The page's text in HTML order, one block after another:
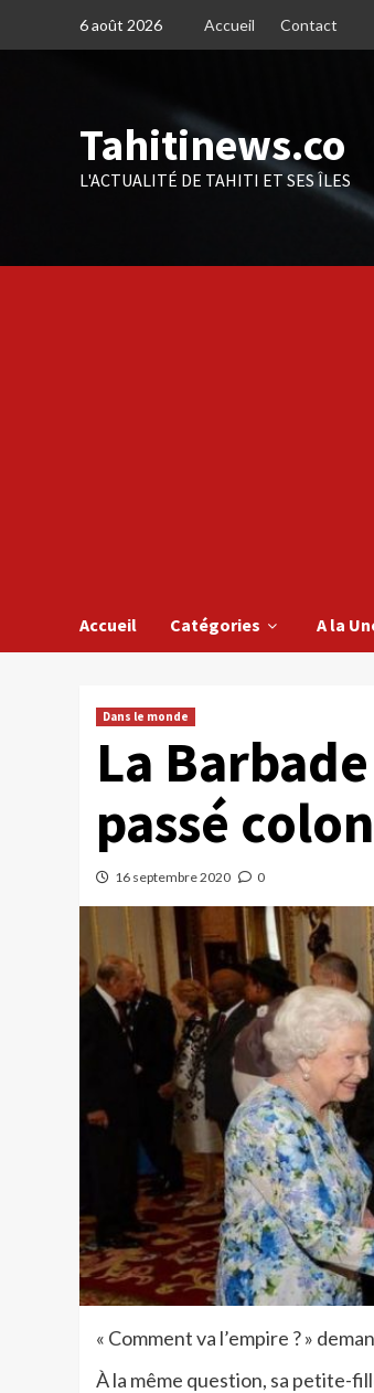
6 août 2026 Accueil Contact
Tahitinews.co
L'ACTUALITÉ DE TAHITI ET SES ÎLES
Accueil Catégories A la
Dans le monde
La
passé
16 septembre 2020 0
« Comment va l’empire ? »
À la même question, sa petite-